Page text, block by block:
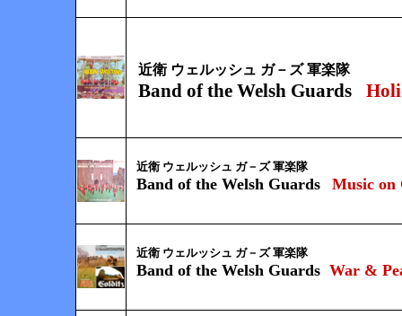
近衛 ウェルッシュ ガ－ズ 軍楽隊
Band of the Welsh Guards
近衛 ウェルッシュ ガ－ズ 軍楽隊
Band of the Welsh Guards Music on
近衛 ウェルッシュ ガ－ズ 軍楽隊
Band of the Welsh Guards War &